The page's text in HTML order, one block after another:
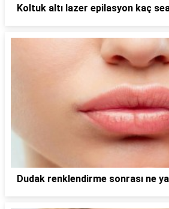
Koltuk altı lazer epilasyon kaç
Dudak renklendirme sonrası ne